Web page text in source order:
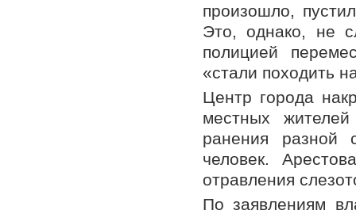
произошло,
Это, однако, не
полицией
«стали походить
Центр города
местных
ранения разной
человек.
отравления
По заявлениям